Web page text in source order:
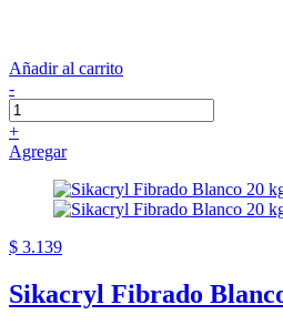
Añadir al carrito
-
+
Agregar
$ 3.139
Sikacryl Fibrado